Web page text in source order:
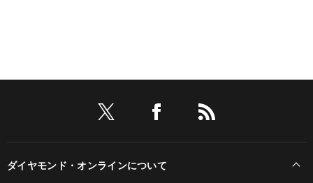
ダイヤモンド・オンラインについて